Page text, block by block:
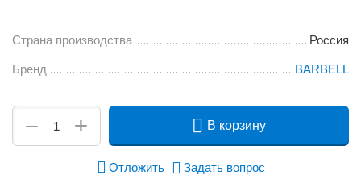
Страна производства Россия
Бренд BARBELL
+
− В корзину
Отложить Задать вопрос